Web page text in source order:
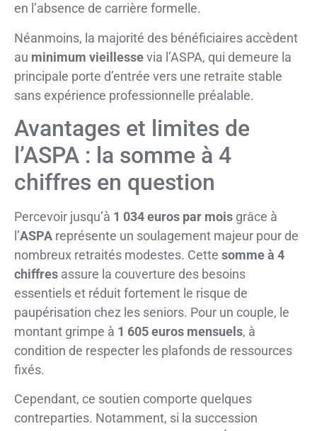
en l’absence de carrière formelle.
Néanmoins, la majorité des bénéficiaires accèdent
au minimum vieillessevia l’ASPA, qui demeure la
principale porte d’entrée vers une retraite stable
sans expérience professionnelle préalable.
Avantages et limites de
l’ASPA : la somme à 4
chiffres en question
Percevoir jusqu’à 1 034 euros par mois grâce à
l’ASPA représente un soulagement majeur pour de
nombreux retraités modestes. Cette somme à 4
chiffres assure la couverture des besoins
essentiels et réduit fortement le risque de
paupérisation chez les seniors. Pour un couple, le
montant grimpe à 1 605 euros mensuels, à
condition de respecter les plafonds de ressources
fixés.
Cependant, ce soutien comporte quelques
contreparties. Notamment, si la succession